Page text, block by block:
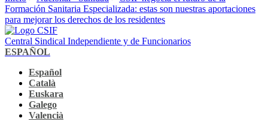
Formación Sanitaria Especializada: estas son nuestras aportaciones
para mejorar los derechos de los residentes
Central Sindical Independiente y de Funcionarios
ESPAÑOL
Español
Català
Euskara
Galego
Valencià